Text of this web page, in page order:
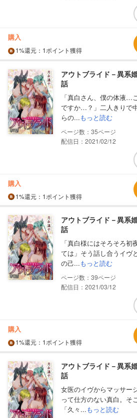
購入
1%還元 ：1ポイント獲得
アウトブライド－異系
話
「真白さん、僕の体液…
ですか…？」二人きりで
らの...もっと読む
35
配信日：2021/02/12
購入
1%還元 ：1ポイント獲得
アウトブライド－異系
話
「真白様にはそろそろ初
ては」そう話し合うイヴ
の己...もっと読む
39
配信日：2021/03/12
購入
1%還元 ：1ポイント獲得
アウトブライド－異系
話
女医のイヴからマッサー
って仕方のない真白。そ
「久々...もっと読む